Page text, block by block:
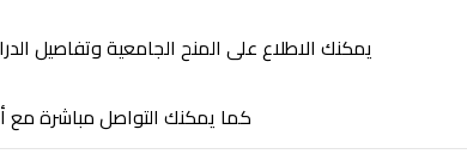
يمكنك الاطلاع على المنح الجامعية وتفاصيل
كما يمكنك التواصل مباشرة مع